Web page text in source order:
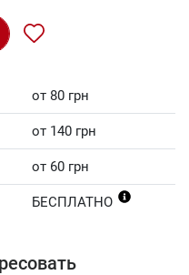
от 80 грн
от 140 грн
от 60 грн
БЕСПЛАТНО